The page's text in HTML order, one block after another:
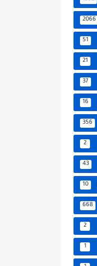
2066
51
21
37
16
356
2
43
10
668
2
1